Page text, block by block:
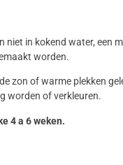
niet in kokend water, een
worden.
zon of warme plekken
worden of verkleuren.
4 a 6 weken.